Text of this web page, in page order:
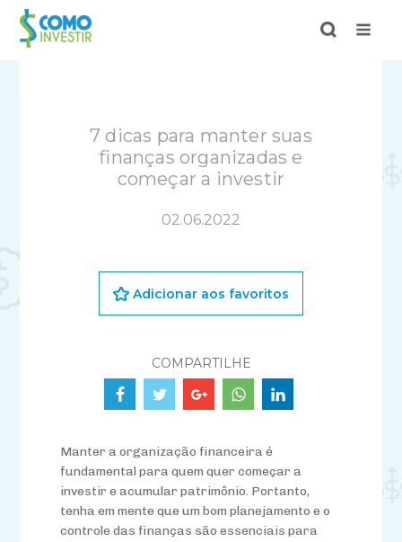
7 dicas para manter suas
finanças organizadas e
começar a investir
02.06.2022
Adicionar aos favoritos
COMPARTILHE
Manter a organização financeira é
fundamental para quem quer começar a
investir e acumular patrimônio. Portanto,
tenha em mente que um bom planejamento e o
controle das finanças são essenciais para